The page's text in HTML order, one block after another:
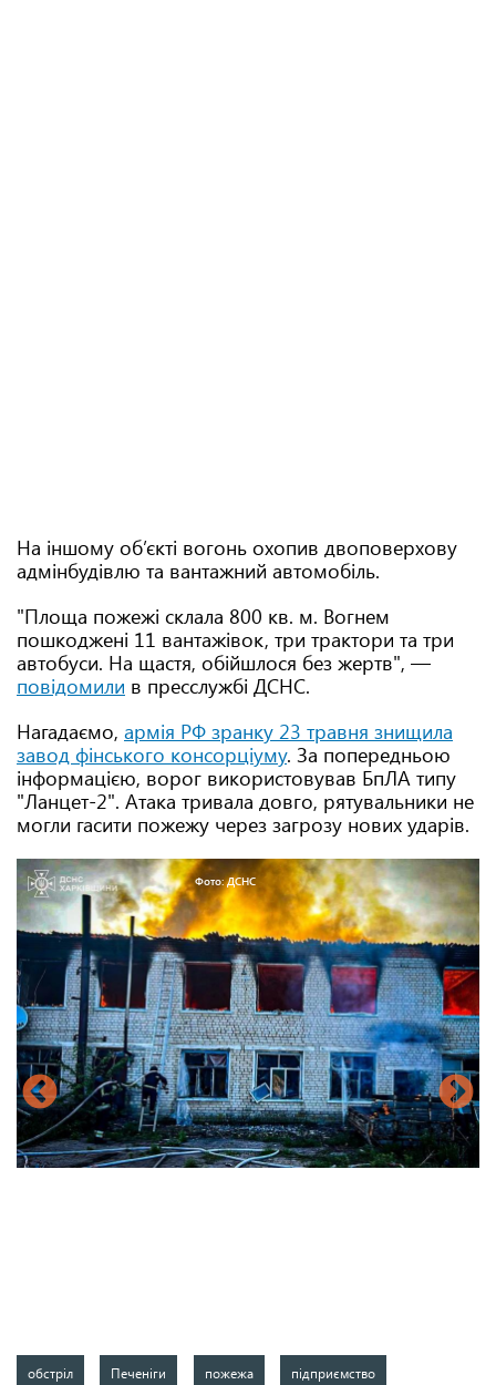
На іншому об’єкті вогонь охопив двоповерхову
адмінбудівлю та вантажний автомобіль.
"Площа пожежі склала 800 кв. м. Вогнем
пошкоджені 11 вантажівок, три трактори та три
автобуси. На щастя, обійшлося без жертв", —
повідомили в пресслужбі ДСНС.
Нагадаємо, армія РФ зранку 23 травня знищила
завод фінського консорціуму. За попередньою
інформацією, ворог використовував БпЛА типу
"Ланцет-2". Атака тривала довго, рятувальники не
могли гасити пожежу через загрозу нових ударів.
Фото: ДСНС
обстріл Печеніги пожежа підприємство